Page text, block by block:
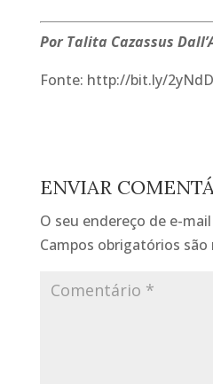
Por Talita Cazassus
Fonte: http://bit.ly/
ENVIAR
O seu endereço de e-
Campos obrigatórios são